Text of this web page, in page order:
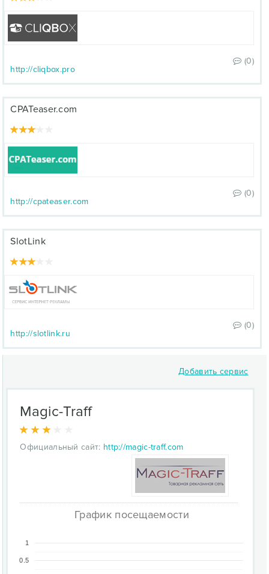
(0)
http://cliqbox.pro
CPATeaser.com
(0)
http://cpateaser.com
SlotLink
(0)
http://slotlink.ru
Добавить сервис
Magic-Traff
Официальный сайт: http://magic-traff.com
График посещаемости
0.5
1